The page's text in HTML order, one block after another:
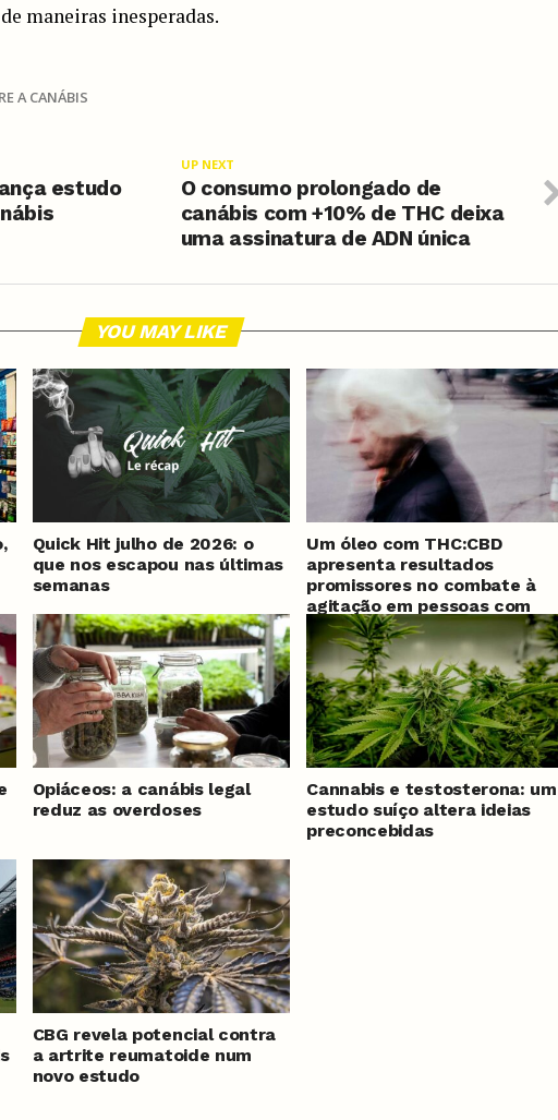
maneiras inesperadas.
A CANÁBIS
UP NEXT
O consumo prolongado de
canábis com +10% de THC deixa
uma assinatura de ADN única
estudo
YOU MAY LIKE
Quick Hit julho de 2026: o
que nos escapou nas últimas
semanas
Um óleo com THC:CBD
apresenta resultados
promissores no combate à
agitação em pessoas com
demência
Opiáceos: a canábis legal
reduz as overdoses
Cannabis e testosterona: um
estudo suíço altera ideias
preconcebidas
CBG revela potencial contra
a artrite reumatoide num
novo estudo